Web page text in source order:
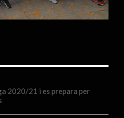
2020/21 i es prepara per